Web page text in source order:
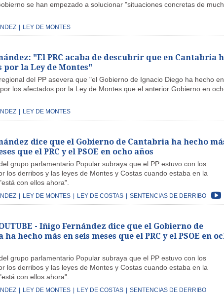
se han empezado a solucionar "situaciones concretas de
LEY DE MONTES
"El PRC acaba de descubrir que en Cantabria
por la Ley de Montes"
del PP asevera que "el Gobierno de Ignacio Diego ha hecho en
los afectados por la Ley de Montes que el anterior Gobierno en
LEY DE MONTES
dice que el Gobierno de Cantabria ha hecho
que el PRC y el PSOE en ocho años
grupo parlamentario Popular subraya que el PP estuvo con los
los derribos y las leyes de Montes y Costas cuando estaba en la
con ellos ahora".
LEY DE MONTES LEY DE COSTAS SENTENCIAS DE DERRIBO
- Iñigo Fernández dice que el Gobierno de
hecho más en seis meses que el PRC y el PSOE en
grupo parlamentario Popular subraya que el PP estuvo con los
los derribos y las leyes de Montes y Costas cuando estaba en la
con ellos ahora".
LEY DE MONTES LEY DE COSTAS SENTENCIAS DE DERRIBO